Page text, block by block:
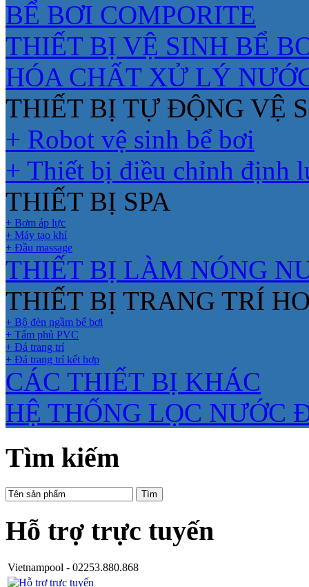
BỂ BƠI COMPORITE
THIẾT BỊ VỆ SINH BỂ
HÓA CHẤT XỬ LÝ
THIẾT BỊ TỰ ĐỘNG VỆ
+ Robot vệ sinh bể bơi
+ Thiết bị điều chỉnh định
THIẾT BỊ SPA
+ Bơm áp lực
+ Máy tạo khí
+ Đầu massage
THIẾT BỊ LÀM NÓNG
THIẾT BỊ TRANG TRÍ
+ Bộ đèn ngầm bể bơi
+ Tấm phủ PVC
+ Đá trang trí
+ Đá trang trí kết hợp
CÁC THIẾT BỊ KHÁC
HỆ THỐNG LỌC NƯỚC
Tìm kiếm
Hỗ trợ trực tuyến
Vietnampool - 02253.880.868